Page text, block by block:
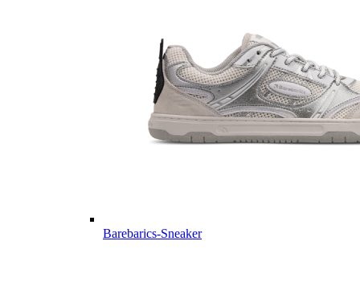
Barebarics-Sneaker